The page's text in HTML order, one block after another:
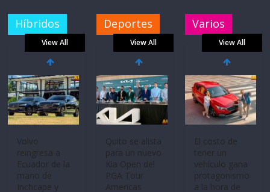
Híbridos
View All
Volvo
reingresa a
Ecuador de la
mano de
Inchcape y
Deportes
View All
Quito se alista
para un nuevo
Kia Open del
PGA Tour
Americas
Varios
View All
El costo de
tener un
vehículo gana
protagonismo
a la hora de